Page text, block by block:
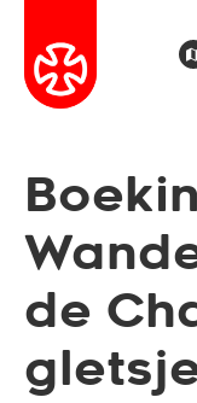
de